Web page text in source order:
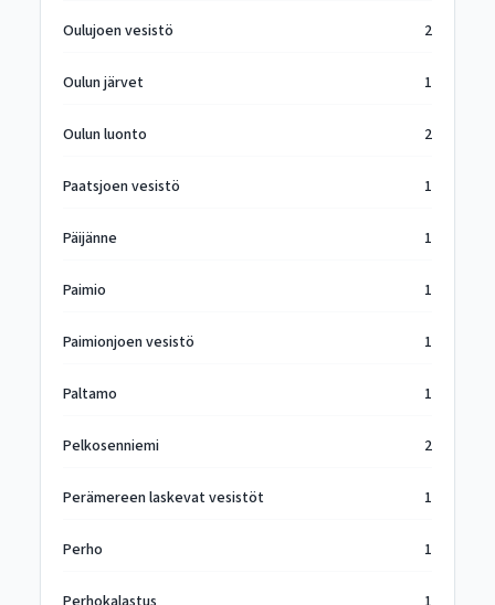
Oulujoen vesistö 2
Oulun järvet 1
Oulun luonto 2
Paatsjoen vesistö 1
Päijänne 1
Paimio 1
Paimionjoen vesistö 1
Paltamo 1
Pelkosenniemi 2
Perämereen laskevat vesistöt 1
Perho 1